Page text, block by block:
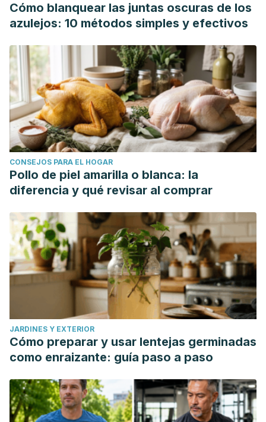
Cómo blanquear las juntas oscuras de los
azulejos: 10 métodos simples y efectivos
CONSEJOS PARA EL HOGAR
Pollo de piel amarilla o blanca: la
diferencia y qué revisar al comprar
JARDINES Y EXTERIOR
Cómo preparar y usar lentejas germinadas
como enraizante: guía paso a paso